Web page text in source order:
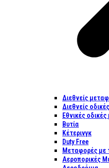
Διεθνείς
Διεθνείς
Εθνικές
Βυτία
Κέτερινγκ
Duty Free
Μεταφορές με
Αεροπορικές